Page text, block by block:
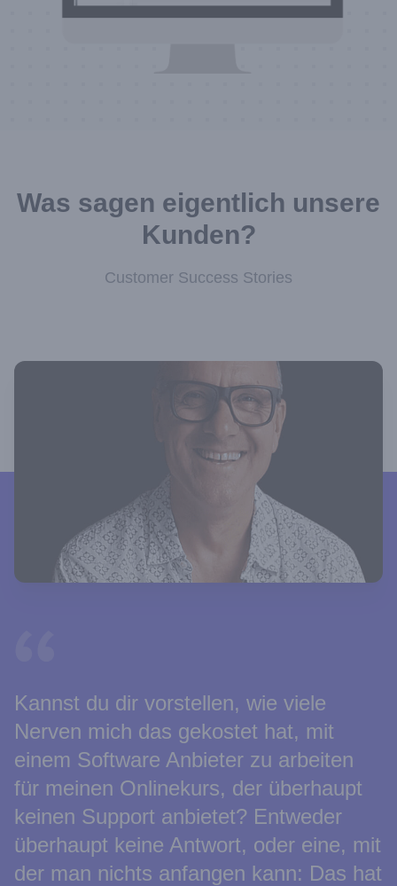
Was sagen eigentlich unsere
Kunden?
Customer Success Stories
Kannst du dir vorstellen, wie viele
Nerven mich das gekostet hat, mit
einem Software Anbieter zu arbeiten
für meinen Onlinekurs, der überhaupt
keinen Support anbietet? Entweder
überhaupt keine Antwort, oder eine, mit
der man nichts anfangen kann: Das hat